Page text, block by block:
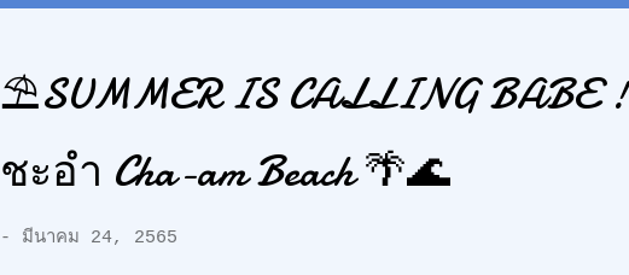
วาระสำคัญของวงการสื่อสารมวลชนของไทย ที่
⛱SUMMER IS CALLING
ชะอำ Cha-am Beach 🌴🌊
- มีนาคม 24, 2565